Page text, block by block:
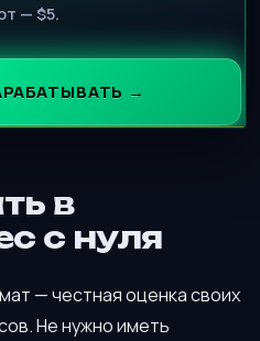
— $5.
→
в
с нуля
— честная оценка своих
Не нужно иметь